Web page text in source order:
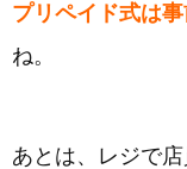
プリペイド式は
ね。
あとは、レジで